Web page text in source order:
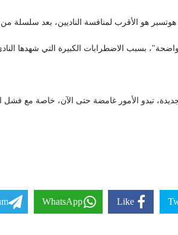
هوتسبر هو الأقرب لمنافسة الناديين، بعد سلسلة من
بسبب الاضطرابات الكبيرة التي شهدها
تبدو الأمور غامضة حتى الآن، خاصة مع
Like
WhatsApp